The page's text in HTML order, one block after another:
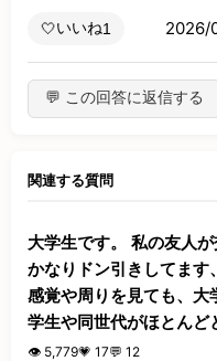
🤍いいね1 2026/
💬 この回答に返信する
関連する質問
大学生です。 私の友人
かなりドン引きしてます
感覚や周りを見ても、大
学生や同世代がほとんど
👁️ 5,779💗 17💬 12